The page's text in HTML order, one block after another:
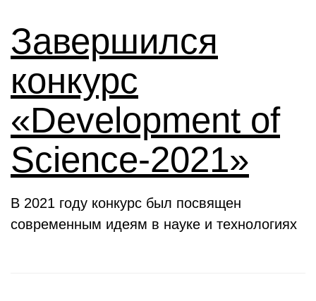
Завершился
конкурс
«Development of
Science-2021»
В 2021 году конкурс был посвящен
современным идеям в науке и технологиях